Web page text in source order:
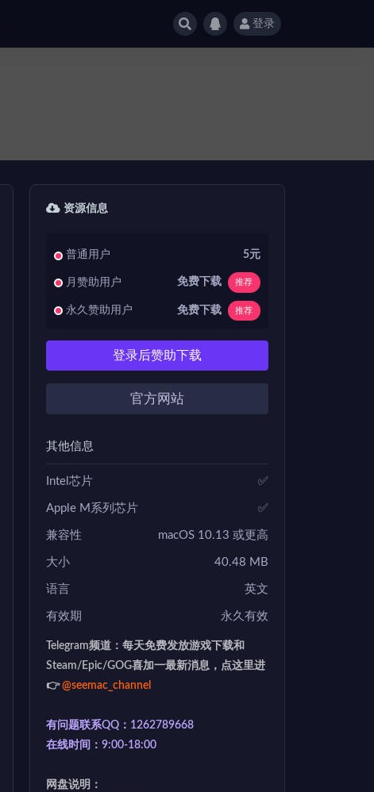
登录
资源信息
普通用户 5元
月赞助用户 免费下载 推荐
永久赞助用户 免费下载 推荐
登录后赞助下载
官方网站
其他信息
Intel芯片 ✅
Apple M系列芯片 ✅
兼容性 macOS 10.13 或更高
大小 40.48 MB
语言 英文
有效期 永久有效
Telegram频道：每天免费发放游戏下载和
Steam/Epic/GOG喜加一最新消息，点这里进
👉@seemac_channel
有问题联系QQ：1262789668
在线时间：9:00-18:00
网盘说明：